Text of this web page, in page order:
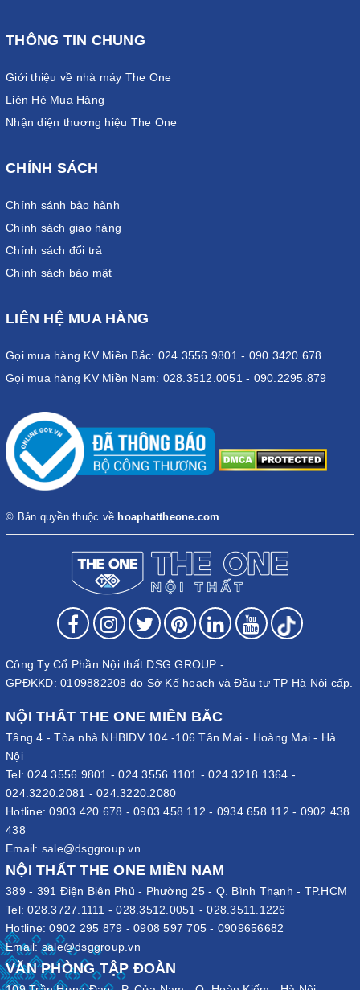
THÔNG TIN CHUNG
Giới thiệu về nhà máy The One
Liên Hệ Mua Hàng
Nhận diện thương hiệu The One
CHÍNH SÁCH
Chính sánh bảo hành
Chính sách giao hàng
Chính sách đổi trả
Chính sách bảo mật
LIÊN HỆ MUA HÀNG
Gọi mua hàng KV Miền Bắc: 024.3556.9801 - 090.3420.678
Gọi mua hàng KV Miền Nam: 028.3512.0051 - 090.2295.879
© Bản quyền thuộc về hoaphattheone.com
Công Ty Cổ Phần Nội thất DSG GROUP -
GPĐKKD: 0109882208 do Sở Kế hoạch và Đầu tư TP Hà Nội cấp.
NỘI THẤT THE ONE MIỀN BẮC
Tầng 4 - Tòa nhà NHBIDV 104 -106 Tân Mai - Hoàng Mai - Hà
Nội
Tel:024.3556.9801 -024.3556.1101 -024.3218.1364 -
024.3220.2081 - 024.3220.2080
Hotline:0903 420 678 - 0903 458 112 - 0934 658 112 - 0902 438
438
Email: sale@dsggroup.vn
NỘI THẤT THE ONE MIỀN NAM
389 - 391 Điện Biên Phủ - Phường 25 - Q. Bình Thạnh - TP.HCM
Tel:028.3727.1111 -028.3512.0051 -028.3511.1226
Hotline:0902 295 879 - 0908 597 705 - 0909656682
Email:sale@dsggroup.vn
VĂN PHÒNG TẬP ĐOÀN